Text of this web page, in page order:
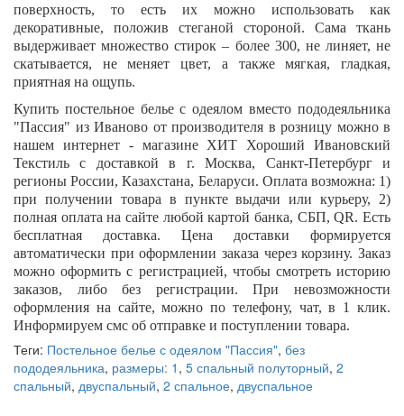
поверхность, то есть их можно использовать как
декоративные, положив стеганой стороной. Сама ткань
выдерживает множество стирок – более 300, не линяет, не
скатывается, не меняет цвет, а также мягкая, гладкая,
приятная на ощупь.
Купить постельное белье с одеялом вместо пододеяльника
"Пассия" из Иваново от производителя в розницу можно в
нашем интернет - магазине ХИТ Хороший Ивановский
Текстиль с доставкой в г. Москва, Санкт-Петербург и
регионы России, Казахстана, Беларуси. Оплата возможна: 1)
при получении товара в пункте выдачи или курьеру, 2)
полная оплата на сайте любой картой банка, СБП,QR. Есть
бесплатная доставка. Цена доставки формируется
автоматически при оформлении заказа через корзину. Заказ
можно оформить с регистрацией, чтобы смотреть историю
заказов, либо без регистрации. При невозможности
оформления на сайте, можно по телефону, чат, в 1 клик.
Информируем смс об отправке и поступлении товара.
Теги: Постельное белье с одеялом "Пассия", без
пододеяльника, размеры: 1 , 5 спальный полуторный, 2
спальный, двуспальный, 2 спальное, двуспальное